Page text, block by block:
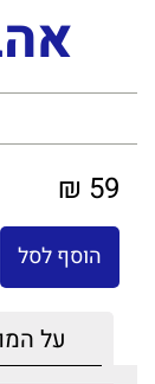
59 ₪
הוסף לסל
על